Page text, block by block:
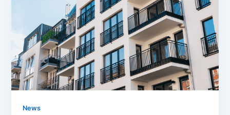
News